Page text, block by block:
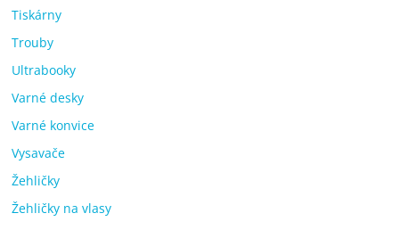
Tiskárny
Trouby
Ultrabooky
Varné desky
Varné konvice
Vysavače
Žehličky
Žehličky na vlasy